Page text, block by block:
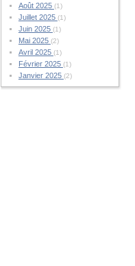
Août 2025 (1)
Juillet 2025 (1)
Juin 2025 (1)
Mai 2025 (2)
Avril 2025 (1)
Février 2025 (1)
Janvier 2025 (2)